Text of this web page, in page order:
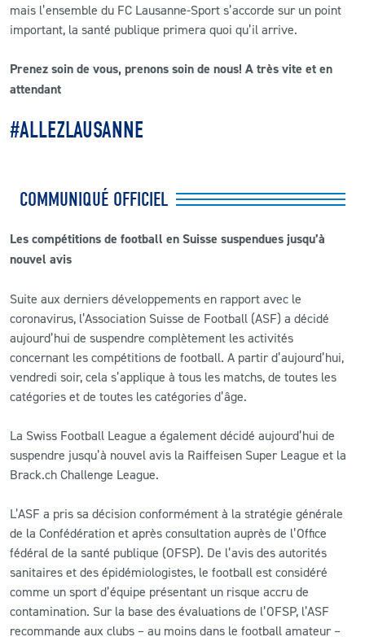
mais l’ensemble du FC Lausanne-Sport s’accorde sur un point
important, la santé publique primera quoi qu’il arrive.
Prenez soin de vous, prenons soin de nous! A très vite et en
attendant
#ALLEZLAUSANNE
COMMUNIQUÉ OFFICIEL
Les compétitions de football en Suisse suspendues jusqu’à
nouvel avis
Suite aux derniers développements en rapport avec le
coronavirus, l’Association Suisse de Football (ASF) a décidé
aujourd’hui de suspendre complètement les activités
concernant les compétitions de football. A partir d’aujourd’hui,
vendredi soir, cela s’applique à tous les matchs, de toutes les
catégories et de toutes les catégories d’âge.
La Swiss Football League a également décidé aujourd’hui de
suspendre jusqu’à nouvel avis la Raiffeisen Super League et la
Brack.ch Challenge League.
L’ASF a pris sa décision conformément à la stratégie générale
de la Confédération et après consultation auprès de l’Office
fédéral de la santé publique (OFSP). De l’avis des autorités
sanitaires et des épidémiologistes, le football est considéré
comme un sport d’équipe présentant un risque accru de
contamination. Sur la base des évaluations de l’OFSP, l’ASF
recommande aux clubs – au moins dans le football amateur –